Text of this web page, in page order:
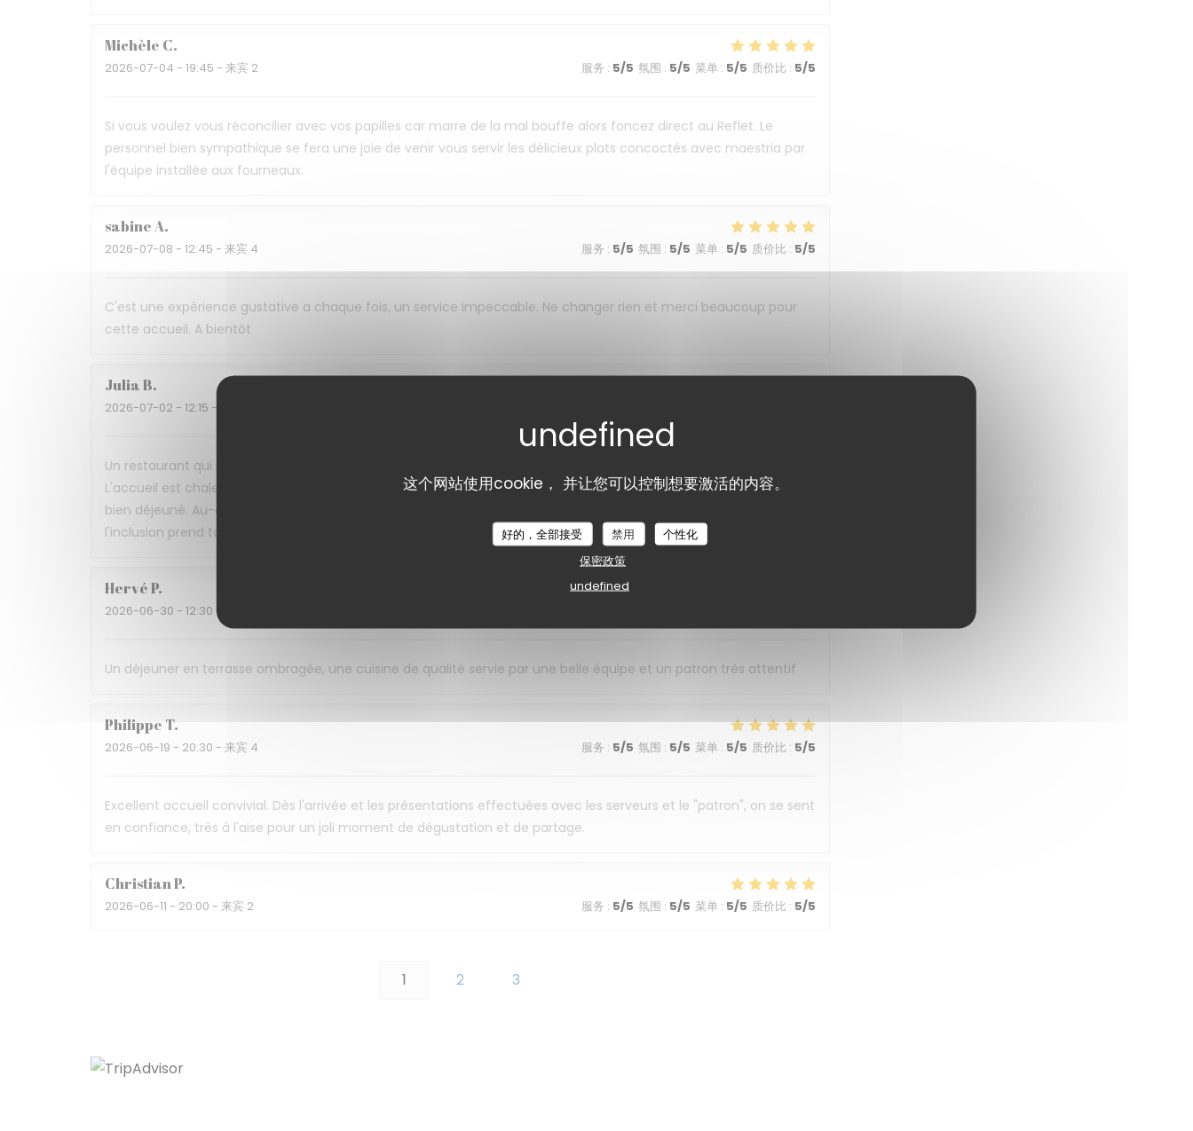
这个网站使用cookie， 并让您可以控制想要激活的内容。
好的，全部接受 禁用
个性化
保密政策
undefined
Michèle C
2026-07-04 - 19:45 - 来宾 2 服务 : 5/5 氛围 : 5/5 菜单: 5/5 质价比 : 5/5
Si vous voulez vous réconcilier avec vos papilles car marre de la mal bouffe alors foncez direct au Reflet. Le
personnel bien sympathique se fera une joie de venir vous servir les délicieux plats concoctés avec maestria par
l'équipe installée aux fourneaux.
sabineA
2026-07-08 - 12:45 - 来宾 4 服务 : 5/5 氛围 : 5/5 菜单: 5/5 质价比 : 5/5
C'est une expérience gustative a chaque fois, un service impeccable. Ne changer rien et merci beaucoup pour
cette accueil. A bientôt
JuliaB
2026-07-02 - 12:15 - 来宾 4
Un restaurant qui prouve qu'on peut allier gastronomie, convivialité et inclusion avec beaucoup de réussite !
L'accueil est chaleureux, le service attentionné et réalisé avec beaucoup de professionnalisme. Nous avons très
bien déjeuné. Au-delà de la qualité de la cuisine, c'est aussi un établissement porteur de belles valeurs, où
l'inclusion prend tout son sens. Une très belle adresse que je recommande sans hésiter !
HervéP
2026-06-30 - 12:30 - 来宾 3
Un déjeuner en terrasse ombragée, une cuisine de qualité servie par une belle équipe et un patron très attentif
Philippe T
2026-06-19 - 20:30 - 来宾 4 服务 : 5/5 氛围 : 5/5 菜单: 5/5 质价比 : 5/5
Excellent accueil convivial. Dès l'arrivée et les présentations effectuées avec les serveurs et le "patron", on se sent
en confiance, très à l'aise pour un joli moment de dégustation et de partage.
ChristianP
2026-06-11 - 20:00 - 来宾 2 服务 : 5/5 氛围 : 5/5 菜单: 5/5 质价比 : 5/5
1 2 3